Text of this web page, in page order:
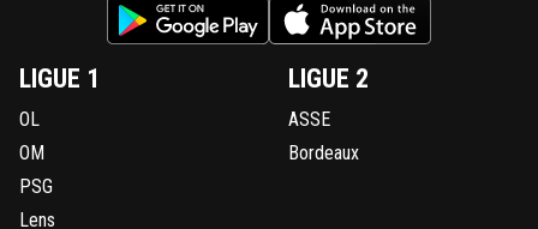
LIGUE 1
OL
OM
PSG
Lens
LIGUE 2
ASSE
Bordeaux